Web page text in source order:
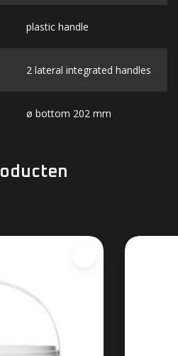
plastic handle
2 lateral integrated handles
ø bottom 202 mm